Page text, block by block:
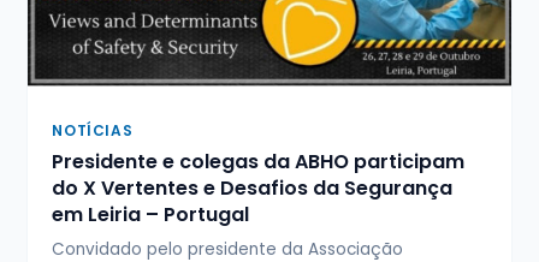
NOTÍCIAS
Presidente e colegas da ABHO participam
do X Vertentes e Desafios da Segurança
em Leiria – Portugal
Convidado pelo presidente da Associação